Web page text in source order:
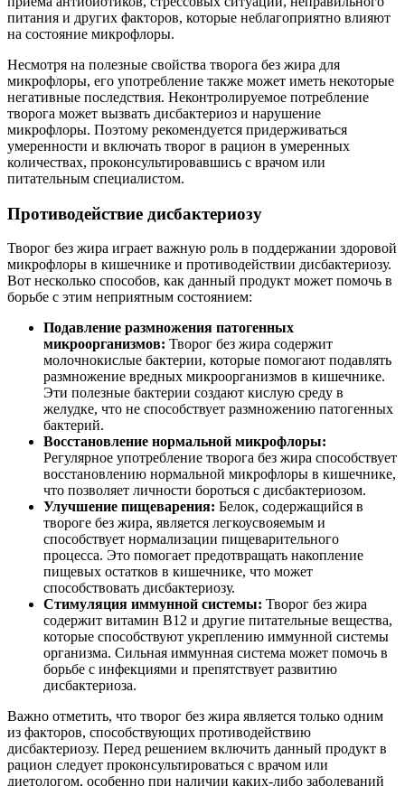
питания и других факторов, которые неблагоприятно влияют
на состояние микрофлоры.
Несмотря на полезные свойства творога без жира для
микрофлоры, его употребление также может иметь некоторые
негативные последствия. Неконтролируемое потребление
творога может вызвать дисбактериоз и нарушение
микрофлоры. Поэтому рекомендуется придерживаться
умеренности и включать творог в рацион в умеренных
количествах, проконсультировавшись с врачом или
питательным специалистом.
Противодействие дисбактериозу
Творог без жира играет важную роль в поддержании здоровой
микрофлоры в кишечнике и противодействии дисбактериозу.
Вот несколько способов, как данный продукт может помочь в
борьбе с этим неприятным состоянием:
Подавление размножения патогенных
микроорганизмов: Творог без жира содержит
молочнокислые бактерии, которые помогают подавлять
размножение вредных микроорганизмов в кишечнике.
Эти полезные бактерии создают кислую среду в
желудке, что не способствует размножению патогенных
бактерий.
Восстановление нормальной микрофлоры:
Регулярное употребление творога без жира способствует
восстановлению нормальной микрофлоры в кишечнике,
что позволяет личности бороться с дисбактериозом.
Улучшение пищеварения: Белок, содержащийся в
твороге без жира, является легкоусвояемым и
способствует нормализации пищеварительного
процесса. Это помогает предотвращать накопление
пищевых остатков в кишечнике, что может
способствовать дисбактериозу.
Стимуляция иммунной системы: Творог без жира
содержит витамин B12 и другие питательные вещества,
которые способствуют укреплению иммунной системы
организма. Сильная иммунная система может помочь в
борьбе с инфекциями и препятствует развитию
дисбактериоза.
Важно отметить, что творог без жира является только одним
из факторов, способствующих противодействию
дисбактериозу. Перед решением включить данный продукт в
рацион следует проконсультироваться с врачом или
диетологом, особенно при наличии каких-либо заболеваний